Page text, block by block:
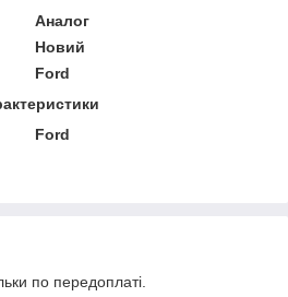
Аналог
Новий
Ford
Ford
по передоплаті.